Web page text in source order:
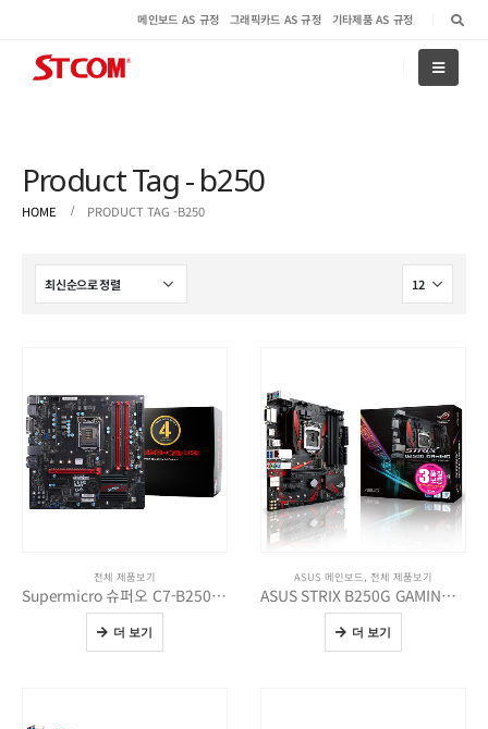
메인보드 AS 규정 그래픽카드 AS 규정 기타제품 AS 규정
Product Tag - b250
HOME PRODUCT TAG -B250
전체 제품보기
Supermicro 슈퍼오 C7-B250-CB-MK STCOM
더 보기
ASUS 메인보드, 전체 제품보기
ASUS STRIX B250G GAMING STCOM
더 보기